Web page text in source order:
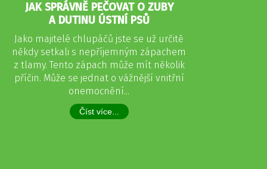
JAK SPRÁVNĚ PEČOVAT O ZUBY
A DUTINU ÚSTNÍ PSŮ
Jako majitelé chlupáčů jste se už určitě
někdy setkali s nepříjemným zápachem
z tlamy. Tento zápach může mít několik
příčin. Může se jednat o vážnější vnitřní
onemocnění...
Číst více...